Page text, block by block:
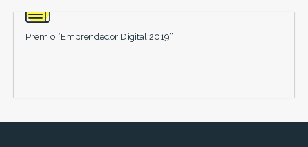
Premio “Emprendedor Digital 2019”